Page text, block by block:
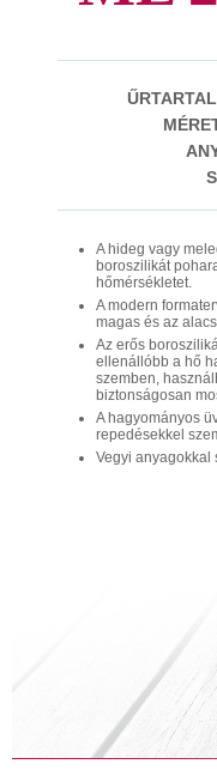
A hideg vagy
boroszilikát
hőmérsékletet.
A modern
magas és az
Az erős
ellenállóbb a hő
szemben,
biztonságosan
A hagyományos
repedésekkel
Vegyi anyagokkal